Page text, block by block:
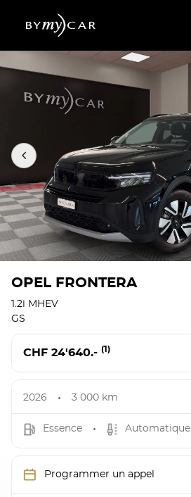
OPEL FRONTERA
1.2i MHEV
GS
CHF 24'640.- (1)
2026 3 000 km
Essence Automatique
Programmer un appel